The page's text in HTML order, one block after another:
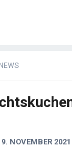
NOVEMBER 2021